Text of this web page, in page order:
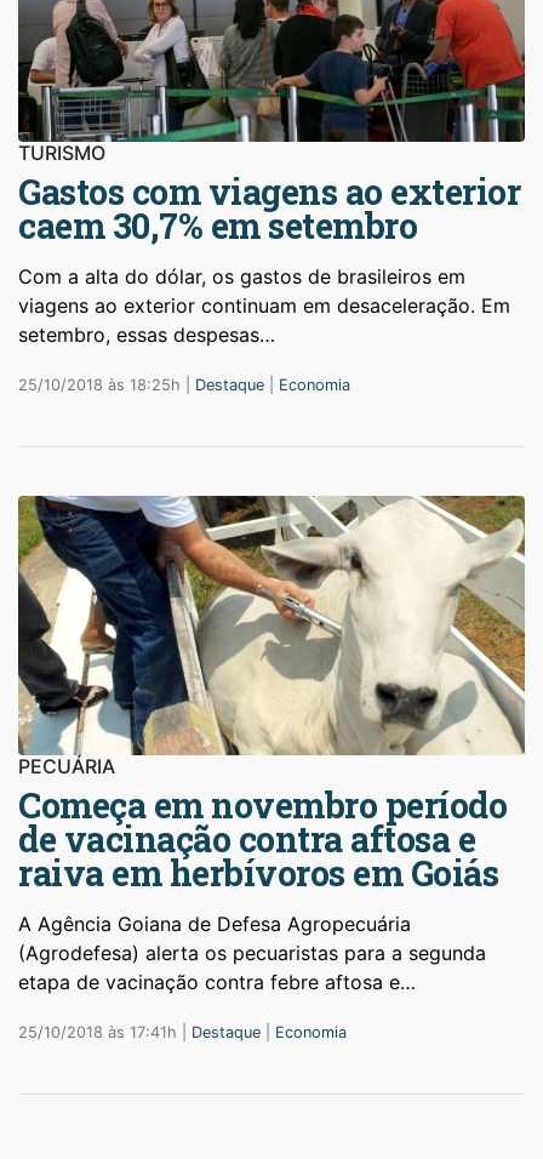
TURISMO
Gastos com viagens ao exterior
caem 30,7% em setembro
Com a alta do dólar, os gastos de brasileiros em
viagens ao exterior continuam em desaceleração. Em
setembro, essas despesas…
25/10/2018 às 18:25h | Destaque Economia
PECUÁRIA
Começa em novembro período
de vacinação contra aftosa e
raiva em herbívoros em Goiás
A Agência Goiana de Defesa Agropecuária
(Agrodefesa) alerta os pecuaristas para a segunda
etapa de vacinação contra febre aftosa e…
25/10/2018 às 17:41h | Destaque Economia